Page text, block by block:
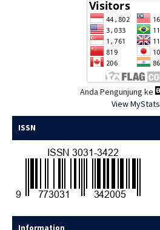
Anda Pengunjung ke
View MyStats
ISSN
Information